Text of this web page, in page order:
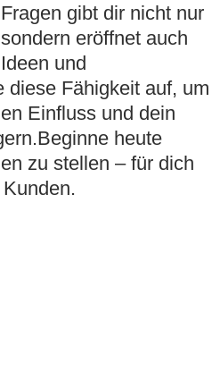
gibt dir nicht nur
eröffnet auch
und
diese Fähigkeit auf, um
Einfluss und dein
heute
zu stellen – für dich